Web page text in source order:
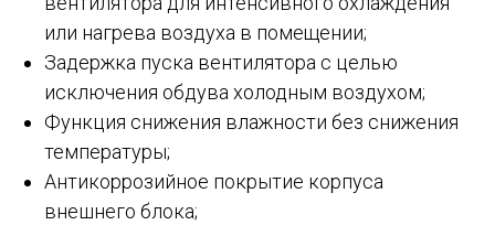
или нагрева воздуха в помещении;
Задержка пуска вентилятора с целью
исключения обдува холодным воздухом;
Функция снижения влажности без снижения
температуры;
Антикоррозийное покрытие корпуса
внешнего блока;